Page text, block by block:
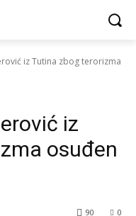
iz Tutina zbog terorizma
iz
osuđen
0
90